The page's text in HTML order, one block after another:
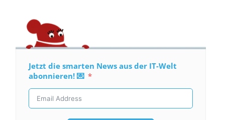
Jetzt die smarten News aus der IT-Welt
abonnieren! 💌